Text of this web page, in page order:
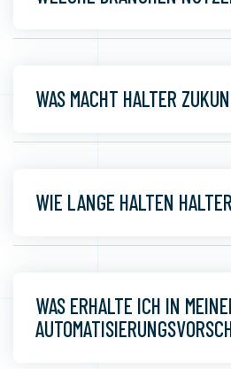
WAS MACHT HALTER
WIE LANGE HALTEN
WAS ERHALTE ICH IN